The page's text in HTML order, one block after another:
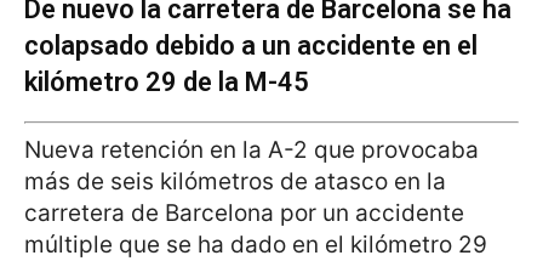
De nuevo la carretera de Barcelona se ha
colapsado debido a un accidente en el
kilómetro 29 de la M-45
Nueva retención en la A-2 que provocaba
más de seis kilómetros de atasco en la
carretera de Barcelona por un accidente
múltiple que se ha dado en el kilómetro 29